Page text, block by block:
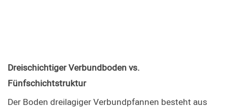
Dreischichtiger Verbundboden vs.
Fünfschichtstruktur
Der Boden dreilagiger Verbundpfannen besteht aus